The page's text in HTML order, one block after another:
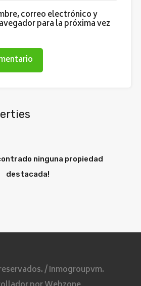
correo electrónico y
para la próxima vez
ninguna propiedad
destacada!
/Inmogroupvm.